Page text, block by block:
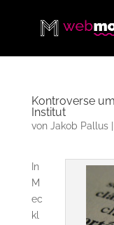
Kontroverse
Institut
von Jakob Pallus|
In
M
ec
kl